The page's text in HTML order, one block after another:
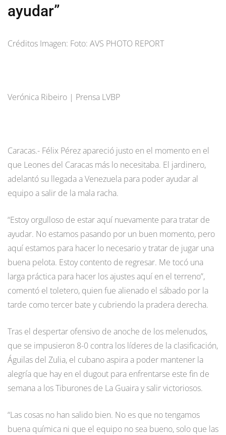
ayudar”
Créditos Imagen: Foto: AVS PHOTO REPORT
Verónica Ribeiro | Prensa LVBP
Caracas.- Félix Pérez apareció justo en el momento en el
que Leones del Caracas más lo necesitaba. El jardinero,
adelantó su llegada a Venezuela para poder ayudar al
equipo a salir de la mala racha.
“Estoy orgulloso de estar aquí nuevamente para tratar de
ayudar. No estamos pasando por un buen momento, pero
aquí estamos para hacer lo necesario y tratar de jugar una
buena pelota. Estoy contento de regresar. Me tocó una
larga práctica para hacer los ajustes aquí en el terreno”,
comentó el toletero, quien fue alienado el sábado por la
tarde como tercer bate y cubriendo la pradera derecha.
Tras el despertar ofensivo de anoche de los melenudos,
que se impusieron 8-0 contra los líderes de la clasificación,
Águilas del Zulia, el cubano aspira a poder mantener la
alegría que hay en el dugout para enfrentarse este fin de
semana a los Tiburones de La Guaira y salir victoriosos.
“Las cosas no han salido bien. No es que no tengamos
buena química ni que el equipo no sea bueno, solo que las